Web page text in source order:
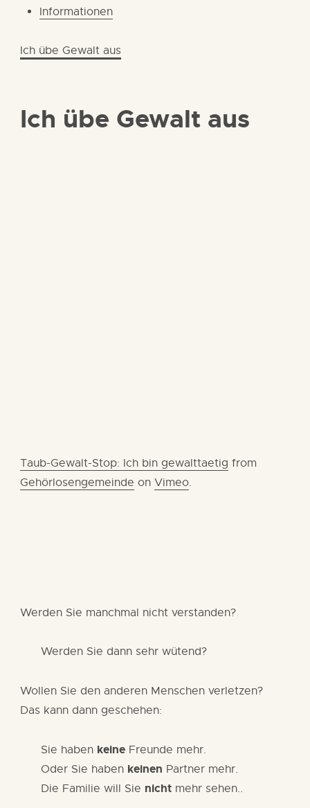
Informationen
Ich übe Gewalt aus
Ich übe Gewalt aus
Taub-Gewalt-Stop: Ich bin gewalttaetig from
Gehörlosengemeinde on Vimeo.
Werden Sie manchmal nicht verstanden?
Werden Sie dann sehr wütend?
Wollen Sie den anderen Menschen verletzen?
Das kann dann geschehen:
Sie haben keineFreunde mehr.
Oder Sie haben keinen Partner mehr.
Die Familie will Sie nichtmehr sehen..